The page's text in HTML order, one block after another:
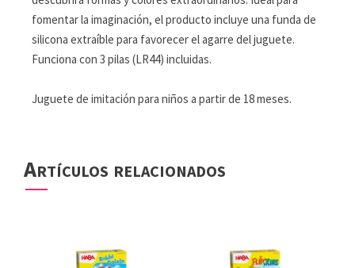
fomentar la imaginación, el producto incluye una funda de
silicona extraíble para favorecer el agarre del juguete.
Funciona con 3 pilas (LR44) incluidas.
Juguete de imitación para niños a partir de 18 meses.
Artículos relacionados